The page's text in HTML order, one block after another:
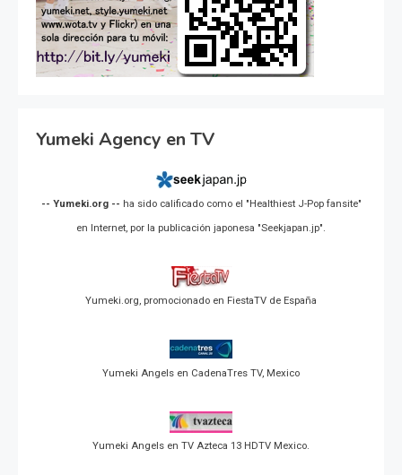
Yumeki Agency en TV
-- Yumeki.org -- ha sido calificado como el "Healthiest J-Pop fansite"
en Internet, por la publicación japonesa "Seekjapan.jp".
Yumeki.org, promocionado en FiestaTV de España
Yumeki Angels en CadenaTres TV, Mexico
Yumeki Angels en TV Azteca 13 HDTV Mexico.